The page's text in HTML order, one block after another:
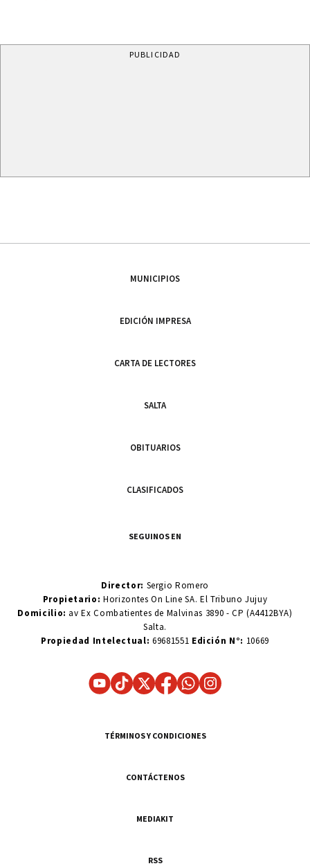
PUBLICIDAD
MUNICIPIOS
EDICIÓN IMPRESA
CARTA DE LECTORES
SALTA
OBITUARIOS
CLASIFICADOS
SEGUINOS EN
Director: Sergio Romero
Propietario:Horizontes On Line SA. El Tribuno Jujuy
Domicilio: av Ex Combatientes de Malvinas 3890 - CP (A4412BYA)
Salta.
Propiedad Intelectual: 69681551 Edición N°: 10669
TÉRMINOS Y CONDICIONES
CONTÁCTENOS
MEDIAKIT
RSS